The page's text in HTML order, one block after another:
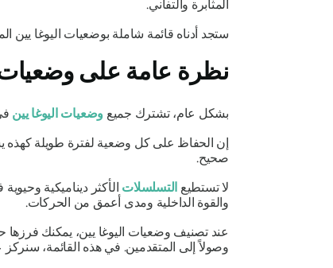
المثابرة والتفاني.
ستجد أدناه قائمة شاملة بوضعيات اليوغا يين
نظرة عامة على وضعيات
بشكل عام، تشترك جميع وضعيات اليوغا يين
إن الحفاظ على كل وضعية لفترة طويلة كهذه
صحيح.
لا تستطيع التسلسلات الأكثر ديناميكية
والقوة الداخلية ومدى أعمق من الحركات.
عند تصنيف وضعيات اليوغا يين، يمكنك
وصولاً إلى المتقدمين. في هذه القائمة، سنركز